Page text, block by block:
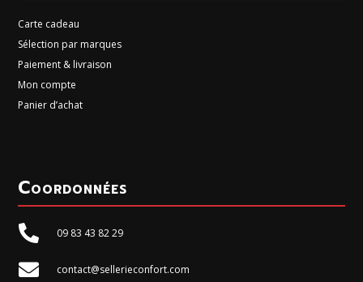
Carte cadeau
Sélection par marques
Paiement & livraison
Mon compte
Panier d’achat
Coordonnées
 09 83 43 82 29
 contact@sellerieconfort.com